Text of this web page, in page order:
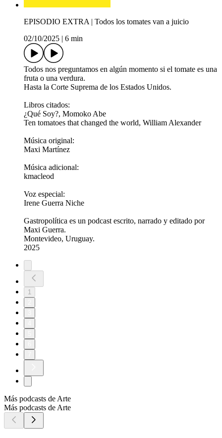
EPISODIO EXTRA | Todos los tomates van a juicio
02/10/2025
6 min
Todos nos preguntamos en algún momento si el tomate es una
fruta o una verdura.
Hasta la Corte Suprema de los Estados Unidos.
Libros citados:
¿Qué Soy?, Momoko Abe
Ten tomatoes that changed the world, William Alexander
Música original:
Maxi Martínez
Música adicional:
kmacleod
Voz especial:
Irene Guerra Niche
Gastropolítica es un podcast escrito, narrado y editado por
Maxi Guerra.
Montevideo, Uruguay.
2025
1
Más podcasts de Arte
Más podcasts de Arte